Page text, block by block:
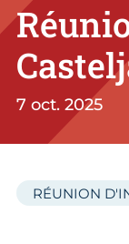
7 oct. 2025
RÉUNION